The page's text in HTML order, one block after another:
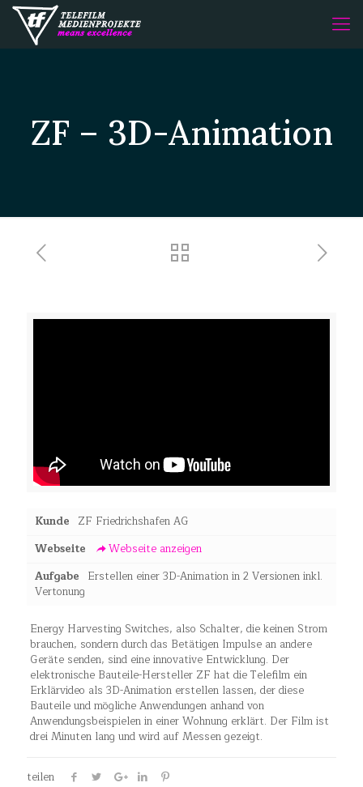
ZF – 3D-Animation
Kunde ZF Friedrichshafen AG
Webseite
Webseite anzeigen
Aufgabe Erstellen einer 3D-Animation in 2 Versionen inkl.
Vertonung
Energy Harvesting Switches, also Schalter, die keinen Strom
brauchen, sondern durch das Betätigen Impulse an andere
Geräte senden, sind eine innovative Entwicklung. Der
elektronische Bauteile-Hersteller ZF hat die Telefilm ein
Erklärvideo als 3D-Animation erstellen lassen, der diese
Bauteile und mögliche Anwendungen anhand von
Anwendungsbeispielen in einer Wohnung erklärt. Der Film ist
drei Minuten lang und wird auf Messen gezeigt.
teilen